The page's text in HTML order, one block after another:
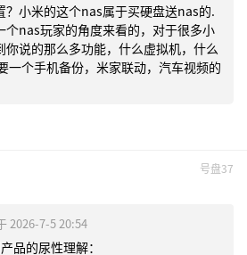
？小米的这个nas属于买硬盘送nas的.
个nas玩家的角度来看的，对于很多小
你说的那么多功能，什么虚拟机，什么
一个手机备份，米家联动，汽车视频的
号盘37
2026-7-5 20:54
品的尿性理解：